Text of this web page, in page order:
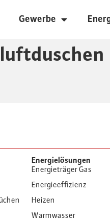
Gewerbe
Energielösungen
Energieträger Gas
Energieeffizienz
Heizen
Warmwasser